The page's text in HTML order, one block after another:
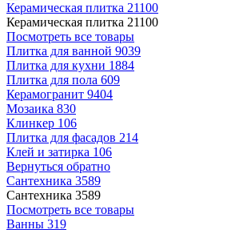
Керамическая плитка 21100
Керамическая плитка 21100
Посмотреть все товары
Плитка для ванной 9039
Плитка для кухни 1884
Плитка для пола 609
Керамогранит 9404
Мозаика 830
Клинкер 106
Плитка для фасадов 214
Клей и затирка 106
Вернуться обратно
Сантехника 3589
Сантехника 3589
Посмотреть все товары
Ванны 319